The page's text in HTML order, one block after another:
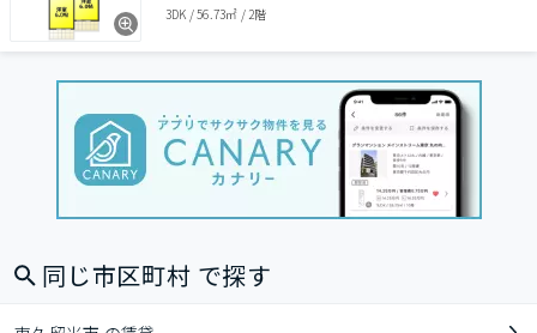
3DK /56.73㎡ / 2階
同じ市区町村 で探す